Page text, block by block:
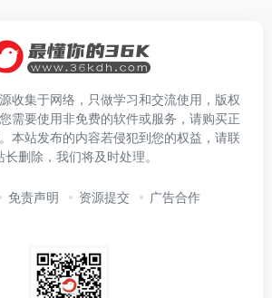
收集于网络，只做学习和交流使用，版权
需要使用非免费的软件或服务，请购买正
本站发布的内容若侵犯到您的权益，请联
长删除，我们将及时处理。
免责声明 资源提交 广告合作